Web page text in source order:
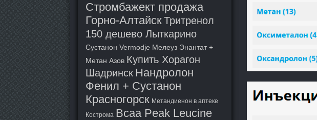
Стромбажект продажа
Горно-АлтайскТритренол
150 дешево Лыткарино
Сустанон Vermodje Мелеуз Энантат +
Метан Азов Купить Хорагон
Шадринск Нандролон
Фенил + Сустанон
Красногорск Метандиенон в аптеке
Кострома Bcaa Peak Leucine